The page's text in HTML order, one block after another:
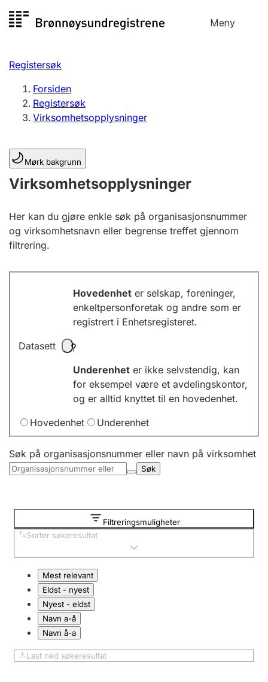
til
Meny
Registersøk
Aksjeselskap
Enkeltpersonforetak
Lag og forening
Flere organisasjonsformer
Årsregnskap
Innsending og forsinkelsesgebyr
Tinglysing
Betaling og jegeravgiftskort
Ektepaktveileder
Registersøk
Forsiden
Registersøk
Virksomhetsopplysninger
Mørk bakgrunn
Virksomhetsopplysninger
Her kan du gjøre enkle søk på organisasjonsnummer
og virksomhetsnavn eller begrense treffet gjennom
filtrering.
Datasett
Hovedenheter selskap, foreninger,
enkeltpersonforetak og andre som er
registrert i Enhetsregisteret.
Underenheter ikke selvstendig, kan
for eksempel være et avdelingskontor,
og er alltid knyttet til en hovedenhet.
Hovedenhet
Underenhet
Søk på organisasjonsnummer eller navn på virksomhet
Søk
Filtreringsmuligheter
Sorter søkeresultat
Mest relevant
Eldst - nyest
Nyest - eldst
Navn a-å
Navn å-a
Last ned søkeresultat